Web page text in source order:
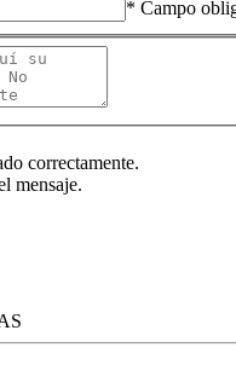
* Campo
correctamente.
mensaje.